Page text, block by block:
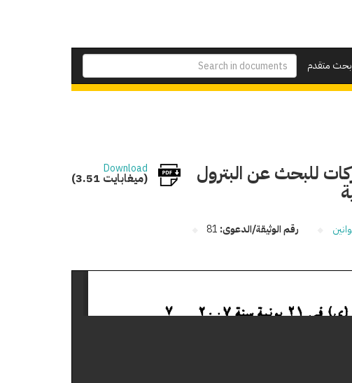
بحث متقدم
للبحث عن البترول Download
(3.51 ميغابايت)
رقم الوثيقة/الدعوى: 81